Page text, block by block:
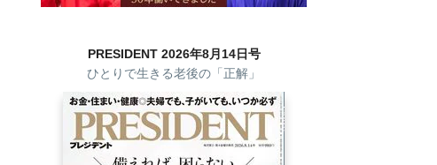
PRESIDENT 2026年8月14日号
ひとりで生きる老後の「正解」